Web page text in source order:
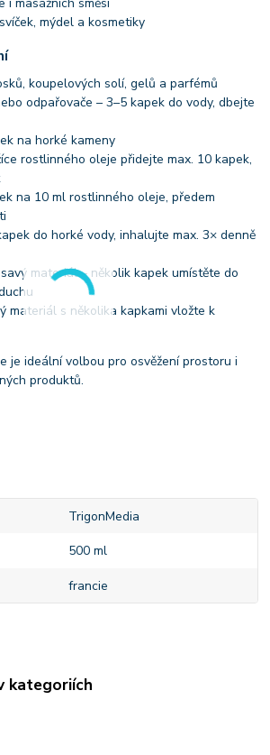
mýdel a kosmetiky
koupelových solí, gelů a parfémů
odpařovače – 3–5 kapek do vody, dbejte
na horké kameny
rostlinného oleje přidejte max. 10 kapek,
na 10 ml rostlinného oleje, předem
do horké vody, inhalujte max. 3× denně
materiál – několik kapek umístěte do
materiál s několika kapkami vložte k
je ideální volbou pro osvěžení prostoru i
produktů.
TrigonMedia
500 ml
francie
kategoriích